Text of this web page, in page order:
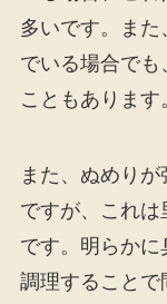
多いです。ま
でいる場合で
こともあります
また、ぬめり
ですが、これ
です。明らか
調理すること